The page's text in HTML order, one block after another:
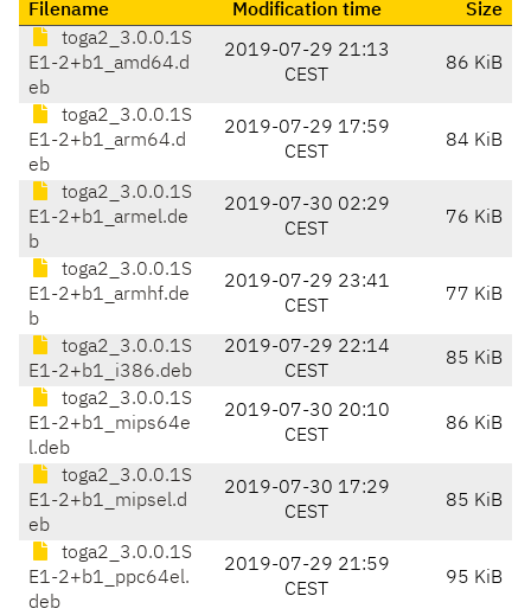
Filename Modification time
Size
toga2_3.0.0.1S
E1-2+b1_amd64.d
eb
2019-07-29 21:13
CEST
86 KiB
toga2_3.0.0.1S
E1-2+b1_arm64.d
eb
2019-07-29 17:59
CEST
84 KiB
toga2_3.0.0.1S
E1-2+b1_armel.de
b
2019-07-30 02:29
CEST
76 KiB
toga2_3.0.0.1S
E1-2+b1_armhf.de
b
2019-07-29 23:41
CEST
77 KiB
toga2_3.0.0.1S
E1-2+b1_i386.deb
2019-07-29 22:14
CEST
85 KiB
toga2_3.0.0.1S
E1-2+b1_mips64e
l.deb
2019-07-30 20:10
CEST
86 KiB
toga2_3.0.0.1S
E1-2+b1_mipsel.d
eb
2019-07-30 17:29
CEST
85 KiB
toga2_3.0.0.1S
E1-2+b1_ppc64el.
deb
2019-07-29 21:59
CEST
95 KiB